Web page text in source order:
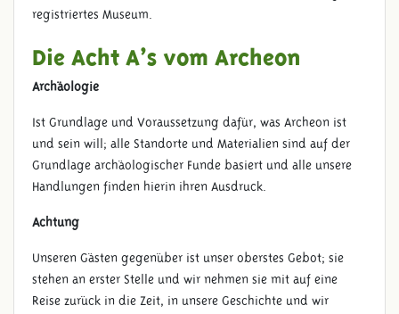
registriertes Museum.
Die Acht A’s vom Archeon
Archäologie
Ist Grundlage und Voraussetzung dafür, was Archeon ist
und sein will; alle Standorte und Materialien sind auf der
Grundlage archäologischer Funde basiert und alle unsere
Handlungen finden hierin ihren Ausdruck.
Achtung
Unseren Gästen gegenüber ist unser oberstes Gebot; sie
stehen an erster Stelle und wir nehmen sie mit auf eine
Reise zurück in die Zeit, in unsere Geschichte und wir